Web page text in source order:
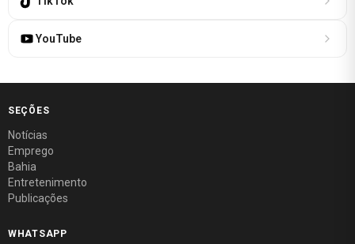
YouTube
SEÇÕES
Notícias
Emprego
Bahia
Entretenimento
Publicações
WHATSAPP